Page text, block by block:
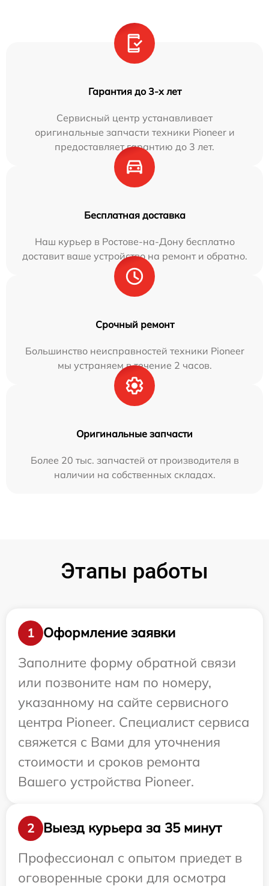
Гарантия до 3-х лет
Сервисный центр устанавливает
оригинальные запчасти техники Pioneer и
предоставляет гарантию до 3 лет.
Бесплатная доставка
Наш курьер в Ростове-на-Дону бесплатно
доставит ваше устройство на ремонт и обратно.
Срочный ремонт
Большинство неисправностей техники Pioneer
мы устраняем в течение 2 часов.
Оригинальные запчасти
Более 20 тыс. запчастей от производителя в
наличии на собственных складах.
Этапы работы
1
Оформление заявки
Заполните форму обратной связи
или позвоните нам по номеру,
указанному на сайте сервисного
центра Pioneer. Специалист сервиса
свяжется с Вами для уточнения
стоимости и сроков ремонта
Вашего устройства Pioneer.
2
Выезд курьера за 35 минут
Профессионал с опытом приедет в
оговоренные сроки для осмотра